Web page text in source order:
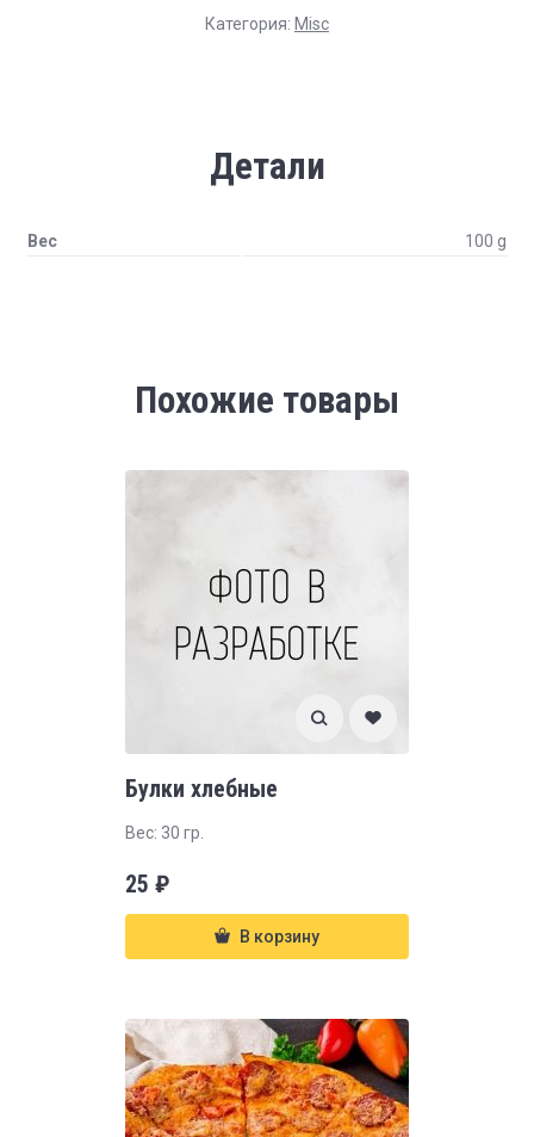
Категория: Misc
Детали
Вес 100 g
Похожие товары
Булки хлебные
Вес: 30 гр.
25 ₽
В корзину